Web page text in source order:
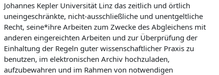
Johannes Kepler Universität Linz das zeitlich und örtlich
uneingeschränkte, nicht-ausschließliche und unentgeltliche
Recht, seine*ihre Arbeiten zum Zwecke des Abgleichens mit
anderen eingereichten Arbeiten und zur Überprüfung der
Einhaltung der Regeln guter wissenschaftlicher Praxis zu
benutzen, im elektronischen Archiv hochzuladen,
aufzubewahren und im Rahmen von notwendigen